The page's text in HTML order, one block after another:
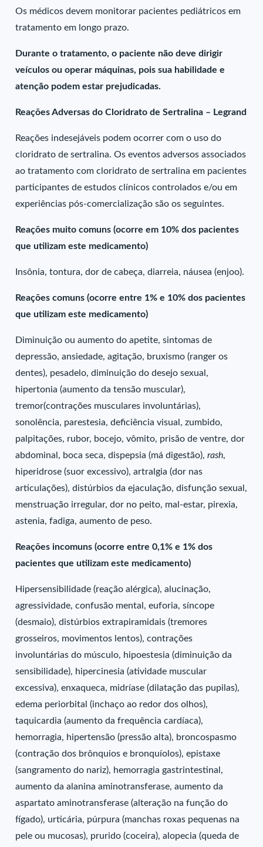
Os médicos devem monitorar pacientes pediátricos em
tratamento em longo prazo.
Durante o tratamento, o paciente não deve dirigir
veículos ou operar máquinas, pois sua habilidade e
atenção podem estar prejudicadas.
Reações Adversas do Cloridrato de Sertralina – Legrand
Reações indesejáveis podem ocorrer com o uso do
cloridrato de sertralina. Os eventos adversos associados
ao tratamento com cloridrato de sertralina em pacientes
participantes de estudos clínicos controlados e/ou em
experiências pós-comercialização são os seguintes.
Reações muito comuns (ocorre em 10% dos pacientes
que utilizam este medicamento)
Insônia, tontura, dor de cabeça, diarreia, náusea (enjoo).
Reações comuns (ocorre entre 1% e 10% dos pacientes
que utilizam este medicamento)
Diminuição ou aumento do apetite, sintomas de
depressão, ansiedade, agitação, bruxismo (ranger os
dentes), pesadelo, diminuição do desejo sexual,
hipertonia (aumento da tensão muscular),
tremor(contrações musculares involuntárias),
sonolência, parestesia, deficiência visual, zumbido,
palpitações, rubor, bocejo, vômito, prisão de ventre, dor
abdominal, boca seca, dispepsia (má digestão),rash,
hiperidrose (suor excessivo), artralgia (dor nas
articulações), distúrbios da ejaculação, disfunção sexual,
menstruação irregular, dor no peito, mal-estar, pirexia,
astenia, fadiga, aumento de peso.
Reações incomuns (ocorre entre 0,1% e 1% dos
pacientes que utilizam este medicamento)
Hipersensibilidade (reação alérgica), alucinação,
agressividade, confusão mental, euforia, síncope
(desmaio), distúrbios extrapiramidais (tremores
grosseiros, movimentos lentos), contrações
involuntárias do músculo, hipoestesia (diminuição da
sensibilidade), hipercinesia (atividade muscular
excessiva), enxaqueca, midríase (dilatação das pupilas),
edema periorbital (inchaço ao redor dos olhos),
taquicardia (aumento da frequência cardíaca),
hemorragia, hipertensão (pressão alta), broncospasmo
(contração dos brônquios e bronquíolos), epistaxe
(sangramento do nariz), hemorragia gastrintestinal,
aumento da alanina aminotransferase, aumento da
aspartato aminotransferase (alteração na função do
fígado), urticária, púrpura (manchas roxas pequenas na
pele ou mucosas), prurido (coceira), alopecia (queda de